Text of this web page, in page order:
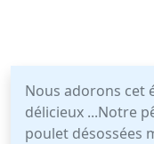
Nous adorons cet
délicieux ...Notre
poulet désossées